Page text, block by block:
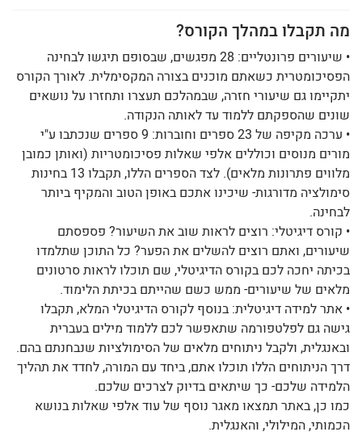
מה תקבלו במהלך הקורס?
• שיעורים פרונטליים: 28 מפגשים, שבסופם תיגשו לבחינה
הפסיכומטרית כשאתם מוכנים בצורה המקסימלית. לאורך הקורס
יתקיימו גם שיעורי חזרה, שבמהלכם תעצרו ותחזרו על נושאים
שונים שהספקתם ללמוד עד לאותה הנקודה.
• ערכה מקיפה של 23 ספרים וחוברות: 9 ספרים שנכתבו ע"י
מורים מנוסים וכוללים אלפי שאלות פסיכומטריות (ואותן כמובן
מלווים פתרונות מלאים). לצד הספרים הללו, תקבלו 13 בחינות
סימולציה מדורגות- שיכינו אתכם באופן הטוב והמקיף ביותר
לבחינה.
• קורס דיגיטלי: רוצים לראות שוב את השיעור? פספסתם
שיעורים, ואתם רוצים להשלים את הפער? כל התוכן שתלמדו
בכיתה יחכה לכם בקורס הדיגיטלי, שם תוכלו לראות סרטונים
מלאים של שיעורים- ממש כשם שהייתם בכיתת הלימוד.
• אתר למידה דיגיטלית: בנוסף לקורס הדיגיטלי המלא, תקבלו
גישה גם לפלטפורמה שתאפשר לכם ללמוד מילים בעברית
ובאנגלית, ולקבל ניתוחים מלאים של הסימולציות שנבחנתם בהם.
דרך הניתוחים הללו תוכלו אתם, ביחד עם המורה, לחדד את תהליך
הלמידה שלכם- כך שיתאים בדיוק לצרכים שלכם.
כמו כן, באתר תמצאו מאגר נוסף של עוד אלפי שאלות בנושא
הכמותי, המילולי, והאנגלית.